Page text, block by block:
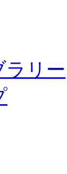
ラリー